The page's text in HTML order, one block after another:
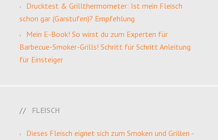
Drucktest & Grillthermometer: Ist mein Fleisch
schon gar (Garstufen)? Empfehlung
Mein E-Book! So wirst du zum Experten für
Barbecue-Smoker-Grills! Schritt für Schritt Anleitung
für Einsteiger
FLEISCH
Dieses Fleisch eignet sich zum Smoken und Grillen -